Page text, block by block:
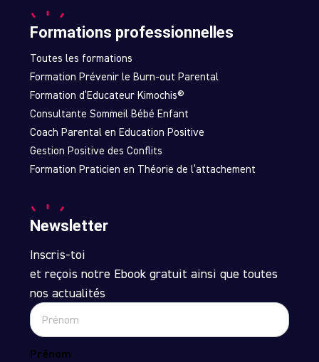
Formations professionnelles
Toutes les formations
Formation Prévenir le Burn-out Parental
Formation d’Educateur Kimochis®
Consultante Sommeil Bébé Enfant
Coach Parental en Education Positive
Gestion Positive des Conflits
Formation Praticien en Théorie de l’attachement
Newsletter
Inscris-toi
et reçois notre Ebook gratuit ainsi que toutes
nos actualités
Prénom